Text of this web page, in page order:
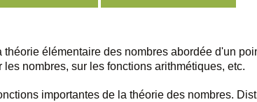
élémentaire des nombres abordée d'un
nombres, sur les fonctions arithmétiques, etc.
importantes de la théorie des nombres.